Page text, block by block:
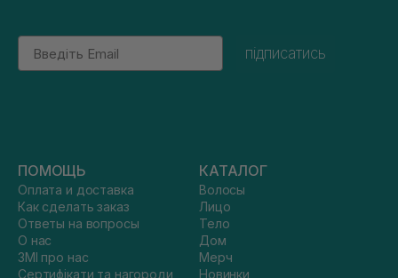
Email
підписатись
ПОМОЩЬ
Оплата и доставка
Как сделать заказ
Ответы на вопросы
О нас
ЗМІ про нас
Сертифікати та нагороди
КАТАЛОГ
Волосы
Лицо
Тело
Дом
Мерч
Новинки